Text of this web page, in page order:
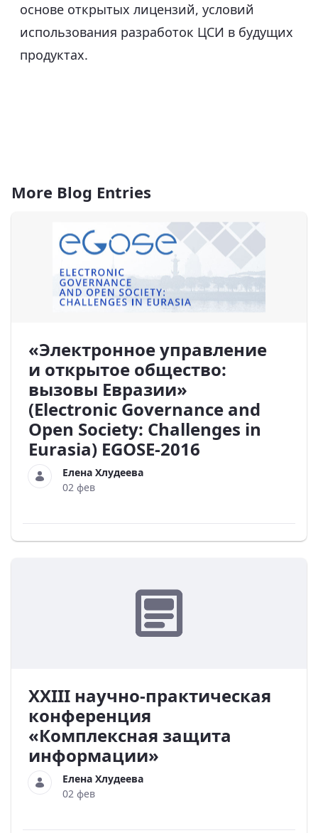
основе открытых лицензий, условий
использования разработок ЦСИ в будущих
продуктах.
More Blog Entries
«Электронное управление
и открытое общество:
вызовы Евразии»
(Electronic Governance and
Open Society: Challenges in
Eurasia) EGOSE-2016
Елена Хлудеева
02 фев
XXIII научно-практическая
конференция
«Комплексная защита
информации»
Елена Хлудеева
02 фев